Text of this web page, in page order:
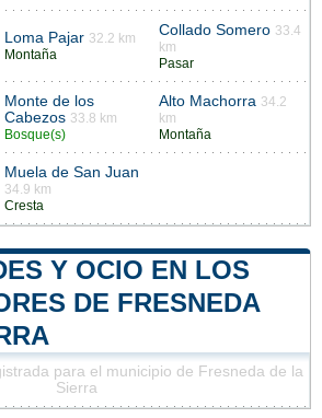
Loma Pajar 32.2 km
Montaña
Collado Somero 33.4
km
Pasar
Monte de los
Cabezos 33.8 km
Bosque(s)
Alto Machorra 34.2
km
Montaña
Muela de San Juan
34.9 km
Cresta
Y OCIO EN LOS
DE FRESNEDA
para el municipio de Fresneda de la
Sierra